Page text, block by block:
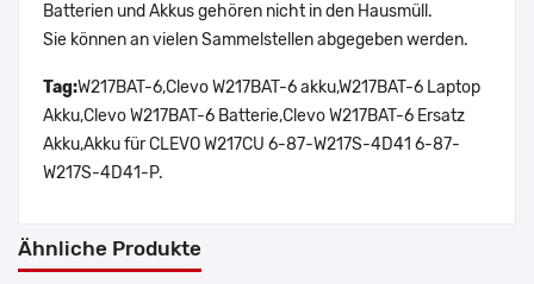
Batterien und Akkus gehören nicht in den Hausmüll.
Sie können an vielen Sammelstellen abgegeben werden.
Tag:W217BAT-6,Clevo W217BAT-6 akku,W217BAT-6 Laptop
Akku,Clevo W217BAT-6 Batterie,Clevo W217BAT-6 Ersatz
Akku,Akku für CLEVO W217CU 6-87-W217S-4D41 6-87-
W217S-4D41-P.
Ähnliche Produkte